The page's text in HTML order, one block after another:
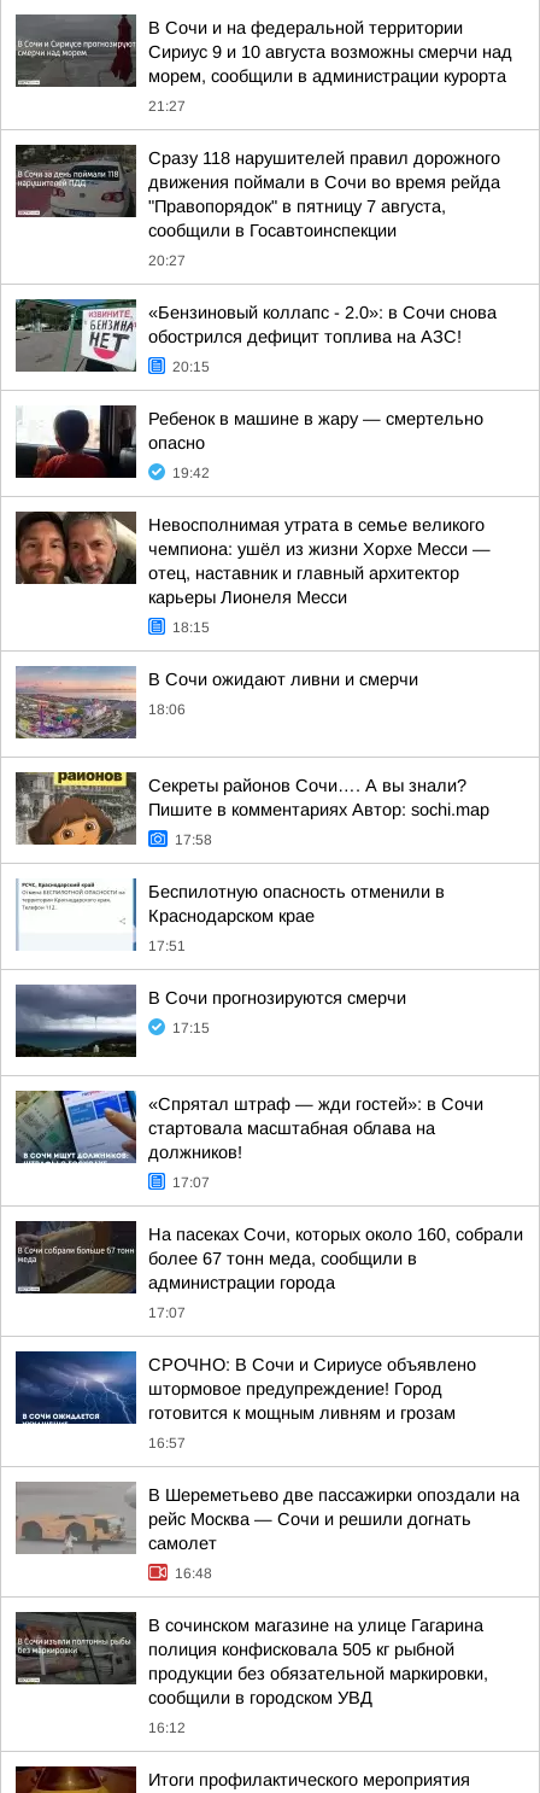
В Сочи и на федеральной территории
Сириус 9 и 10 августа возможны смерчи над
морем, сообщили в администрации курорта
21:27
Сразу 118 нарушителей правил дорожного
движения поймали в Сочи во время рейда
"Правопорядок" в пятницу 7 августа,
сообщили в Госавтоинспекции
20:27
«Бензиновый коллапс - 2.0»: в Сочи снова
обострился дефицит топлива на АЗС!
20:15
Ребенок в машине в жару — смертельно
опасно
19:42
Невосполнимая утрата в семье великого
чемпиона: ушёл из жизни Хорхе Месси —
отец, наставник и главный архитектор
карьеры Лионеля Месси
18:15
В Сочи ожидают ливни и смерчи
18:06
Секреты районов Сочи…. А вы знали?
Пишите в комментариях Автор: sochi.map
17:58
Беспилотную опасность отменили в
Краснодарском крае
17:51
В Сочи прогнозируются смерчи
17:15
«Спрятал штраф — жди гостей»: в Сочи
стартовала масштабная облава на
должников!
17:07
На пасеках Сочи, которых около 160, собрали
более 67 тонн меда, сообщили в
администрации города
17:07
СРОЧНО: В Сочи и Сириусе объявлено
штормовое предупреждение! Город
готовится к мощным ливням и грозам
16:57
В Шереметьево две пассажирки опоздали на
рейс Москва — Сочи и решили догнать
самолет
16:48
В сочинском магазине на улице Гагарина
полиция конфисковала 505 кг рыбной
продукции без обязательной маркировки,
сообщили в городском УВД
16:12
Итоги профилактического мероприятия